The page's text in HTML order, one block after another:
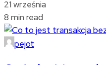
21 września
8 min read
pejot